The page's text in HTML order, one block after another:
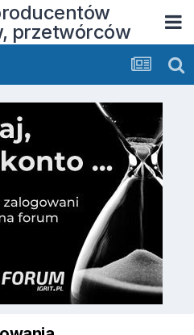
przetwórców